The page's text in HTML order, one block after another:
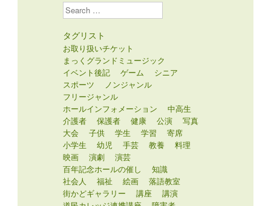
Search
タグリスト
お取り扱いチケット
まっくグランドミュージック
イベント後記
ゲーム
シニア
スポーツ
ノンジャンル
フリージャンル
ホールインフォメーション
中高生
介護者
保護者 健康 公演
写真
大会
子供 学生 学習
寄席
小学生
幼児 手芸 教養
料理
映画
演劇
演芸
百年記念ホールの催し
知識
社会人
福祉 絵画
落語教室
街かどギャラリー
講座
講演